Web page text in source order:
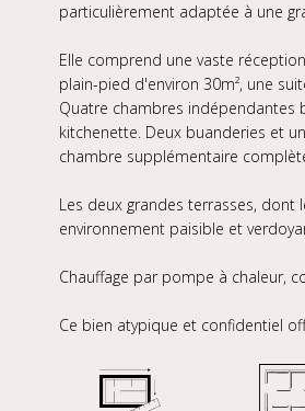
particulièrement adaptée à une
Elle comprend une vaste
plain-pied d'environ 30m², une
Quatre chambres indépendantes
kitchenette. Deux buanderies et
chambre supplémentaire
Les deux grandes terrasses,
environnement paisible et
Chauffage par pompe à chaleur,
Ce bien atypique et confidentiel